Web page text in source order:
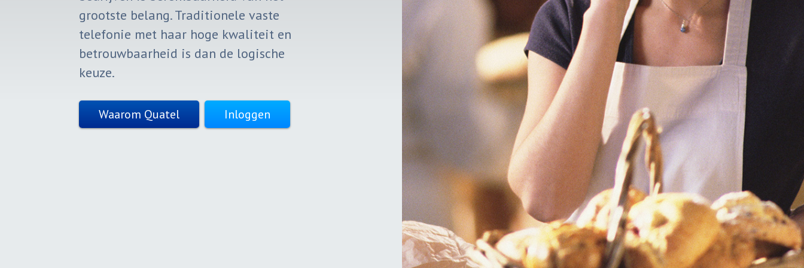
grootste belang. Traditionele vaste
telefonie met haar hoge kwaliteit en
betrouwbaarheid is dan de logische
keuze.
Waarom Quatel Inloggen